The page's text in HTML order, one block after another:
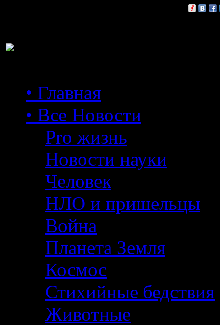
• Главная
• Все Новости
Pro жизнь
Новости науки
Человек
НЛО и пришельцы
Война
Планета Земля
Космос
Стихийные бедствия
Животные